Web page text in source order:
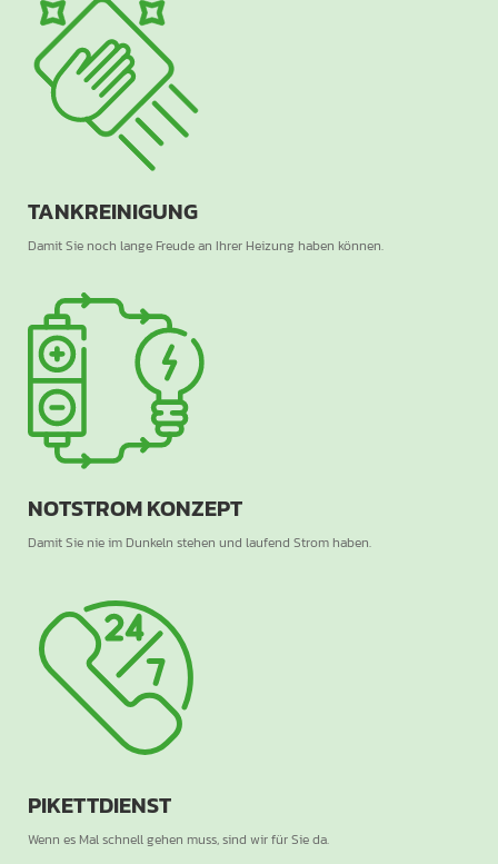
TANKREINIGUNG
Damit Sie noch lange Freude an Ihrer Heizung haben können.
NOTSTROM KONZEPT
Damit Sie nie im Dunkeln stehen und laufend Strom haben.
PIKETTDIENST
Wenn es Mal schnell gehen muss, sind wir für Sie da.